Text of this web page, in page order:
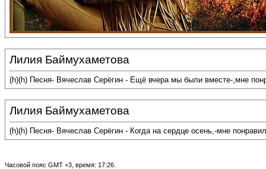
Лилия Баймухаметова
(h)(h) Песня- Вячеслав Серёгин - Ещё вчера мы были вместе-,мне
Лилия Баймухаметова
(h)(h) Песня- Вячеслав Серёгин - Когда на сердце осень,-мне
Часовой пояс GMT +3, время: 17:26